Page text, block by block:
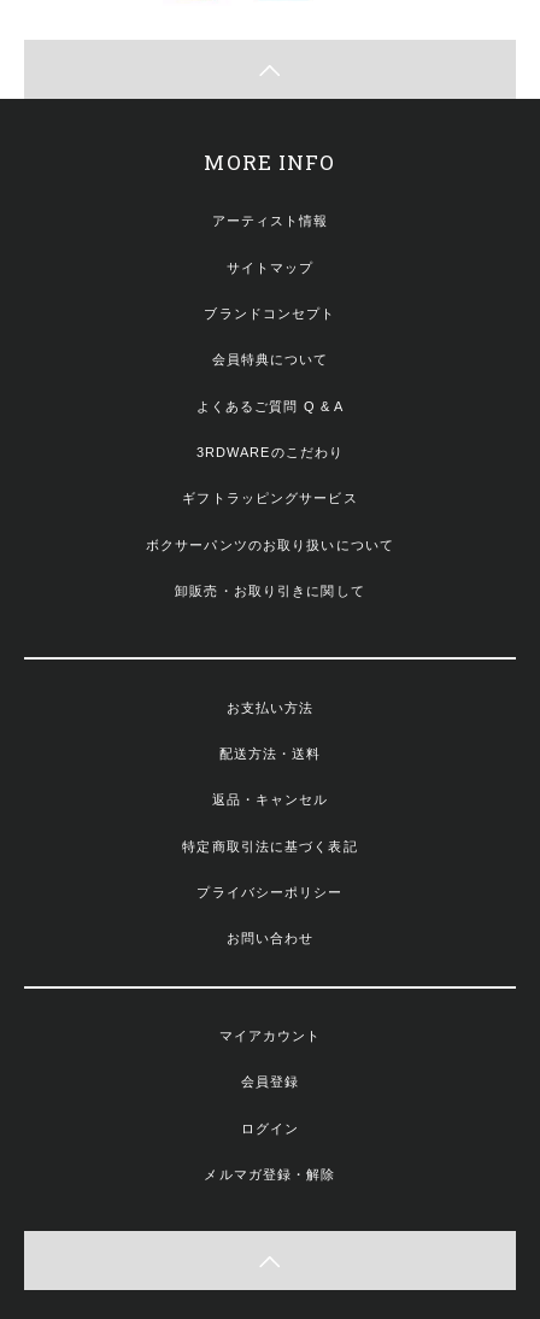
MORE INFO
アーティスト情報
サイトマップ
ブランドコンセプト
会員特典について
よくあるご質問 Q & A
3RDWAREのこだわり
ギフトラッピングサービス
ボクサーパンツのお取り扱いについて
卸販売・お取り引きに関して
お支払い方法
配送方法・送料
返品・キャンセル
特定商取引法に基づく表記
プライバシーポリシー
お問い合わせ
マイアカウント
会員登録
ログイン
メルマガ登録・解除